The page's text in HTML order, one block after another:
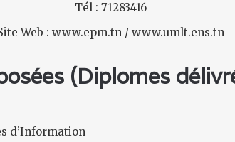
Tél : 71283416
Web : www.epm.tn / www.umlt.ens.tn
(Diplomes
d’Information